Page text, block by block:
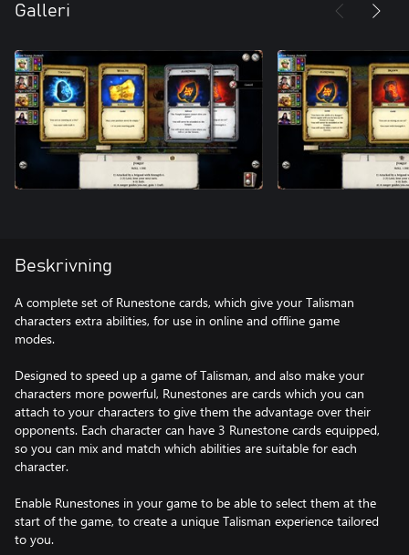
Galleri
Beskrivning
A complete set of Runestone cards, which give your Talisman
characters extra abilities, for use in online and offline game
modes.
Designed to speed up a game of Talisman, and also make your
characters more powerful, Runestones are cards which you can
attach to your characters to give them the advantage over their
opponents. Each character can have 3 Runestone cards equipped,
so you can mix and match which abilities are suitable for each
character.
Enable Runestones in your game to be able to select them at the
start of the game, to create a unique Talisman experience tailored
to you.